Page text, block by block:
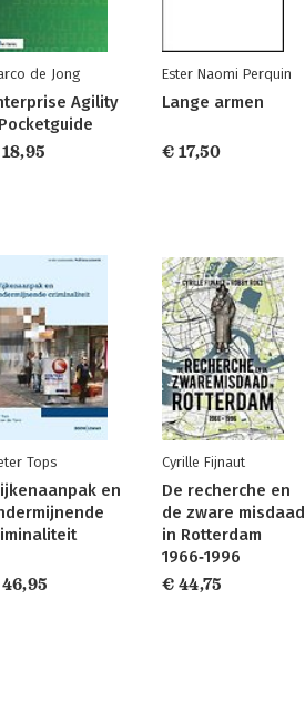
de Jong
Agility
Ester Naomi Perquin
Lange armen
€ 17,50
Tops
en
Cyrille Fijnaut
De recherche en
de zware misdaad
in Rotterdam
1966‐1996
€ 44,75